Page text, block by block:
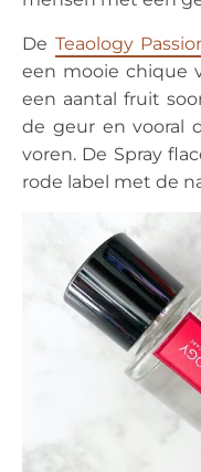
De Teaology
een mooie chique
een aantal fruit
de geur en vooral
voren. De Spray
rode label met de